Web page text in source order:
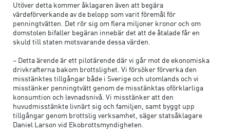
Utöver detta kommer åklagaren även att begära
värdeförverkande av de belopp som varit föremål för
penningtvätten. Det rör sig om flera miljoner kronor och om
domstolen bifaller begäran innebär det att de åtalade får en
skuld till staten motsvarande dessa värden.
– Detta ärende är ett pilotärende där vi går mot de ekonomiska
drivkrafterna bakom brottslighet. Vi försöker förverka den
misstänktes tillgångar både i Sverige och utomlands och vi
misstänker penningtvätt genom de misstänktas oförklarliga
konsumtion och levnadsnivå. Vi misstänker att den
huvudmisstänkte livnärt sig och familjen, samt byggt upp
tillgångar genom brottslig verksamhet, säger statsåklagare
Daniel Larson vid Ekobrottsmyndigheten.